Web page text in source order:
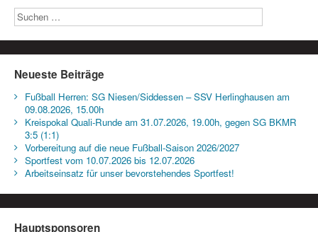
Neueste Beiträge
Fußball Herren: SG Niesen/Siddessen – SSV Herlinghausen am
09.08.2026, 15.00h
Kreispokal Quali-Runde am 31.07.2026, 19.00h, gegen SG BKMR
3:5 (1:1)
Vorbereitung auf die neue Fußball-Saison 2026/2027
Sportfest vom 10.07.2026 bis 12.07.2026
Arbeitseinsatz für unser bevorstehendes Sportfest!
Hauptsponsoren